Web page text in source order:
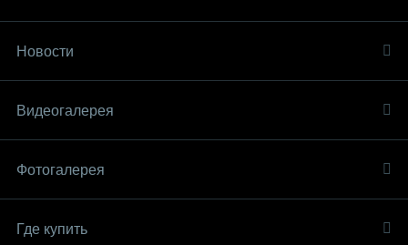
Новости
Видеогалерея
Фотогалерея
Где купить